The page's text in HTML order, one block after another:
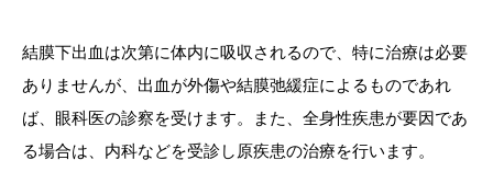
結膜下出血は次第に体内に吸収されるので、特に治療は必要
ありませんが、出血が外傷や結膜弛緩症によるものであれ
ば、眼科医の診察を受けます。また、全身性疾患が要因であ
る場合は、内科などを受診し原疾患の治療を行います。